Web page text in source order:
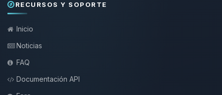
RECURSOS Y SOPORTE
Inicio
Noticias
FAQ
Documentación API